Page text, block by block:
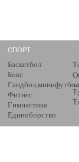
СПОРТ
Баскетбол
Бокс
Гандбол,минифутбол
Фитнес
Гимнастика
Единоборство